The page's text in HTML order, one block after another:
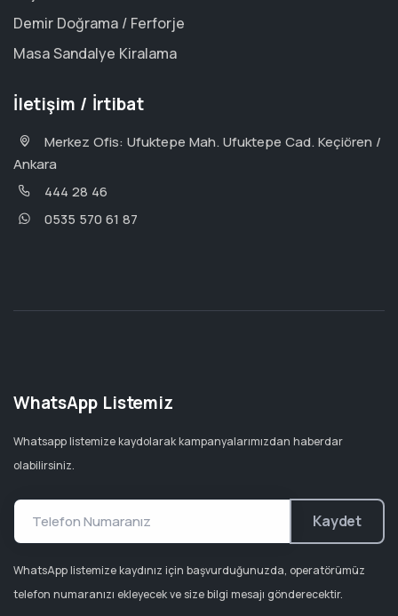
Demir Doğrama / Ferforje
Masa Sandalye Kiralama
İletişim / İrtibat
Merkez Ofis: Ufuktepe Mah. Ufuktepe Cad. Keçiören /
Ankara
444 28 46
0535 570 61 87
WhatsApp Listemiz
Whatsapp listemize kaydolarak kampanyalarımızdan haberdar
olabilirsiniz.
Kaydet
WhatsApp listemize kaydınız için başvurduğunuzda, operatörümüz
telefon numaranızı ekleyecek ve size bilgi mesajı gönderecektir.